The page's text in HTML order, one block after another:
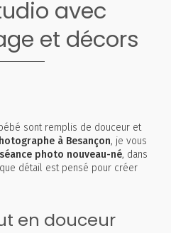
avec
et décors
sont remplis de douceur et
à Besançon, je vous
séance photo nouveau-né, dans
détail est pensé pour créer
en douceur